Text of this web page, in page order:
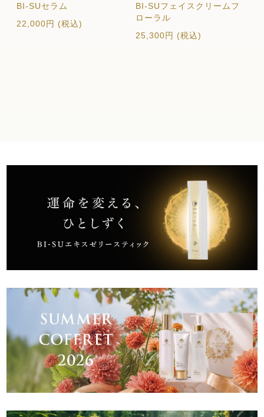
BI-SUセラム
22,000円 (税込)
BI-SUフェイスクリームフ
ローラル
25,300円 (税込)